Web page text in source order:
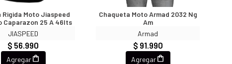
Rigida Moto Jiaspeed
Caparazon 25 A 46lts
JIASPEED
$ 56.990
Agregar
Chaqueta Moto Armad 2032 Ng
Am
Armad
$ 91.990
Agregar